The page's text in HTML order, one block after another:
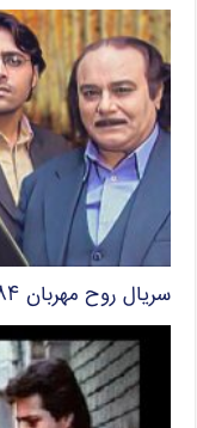
سریال روح مهربان ۱۳۸۴